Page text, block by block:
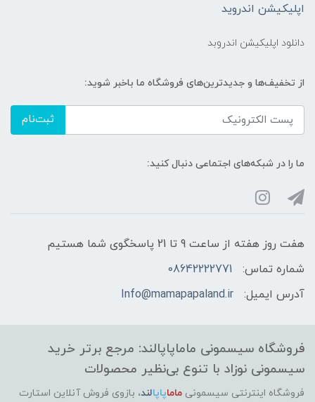
اپلیکیشن اندروید
دانلود اپلیکیشن اندروبد
از تخفیف‌ها و جدیدترین‌های فروشگاه ما باخبر شوید:
ثبت‌نام
ما را در شبکه‌های اجتماعی دنبال کنید:
هفت روز هفته از ساعت 9 تا 21 پاسخگوی شما هستیم
شماره تماس:
08642222771
آدرس ایمیل:
Info@mamapapaland.ir
فروشگاه سیسمونی ماماپاپالند: مرجع برتر خرید
سیسمونی نوزاد با تنوع بی‌نظیر محصولات
فروشگاه اینترنتی سیسمونی ماماپاپالند، بازوی فروش آنلاین استارت